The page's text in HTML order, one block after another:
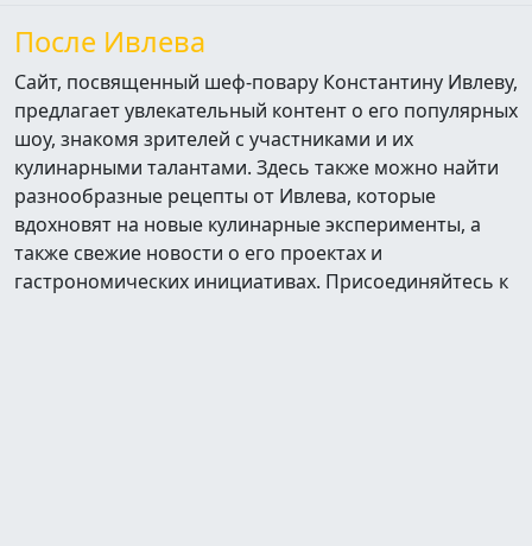
После Ивлева
Сайт, посвященный шеф-повару Константину Ивлеву,
предлагает увлекательный контент о его популярных
шоу, знакомя зрителей с участниками и их
кулинарными талантами. Здесь также можно найти
разнообразные рецепты от Ивлева, которые
вдохновят на новые кулинарные эксперименты, а
также свежие новости о его проектах и
гастрономических инициативах. Присоединяйтесь к